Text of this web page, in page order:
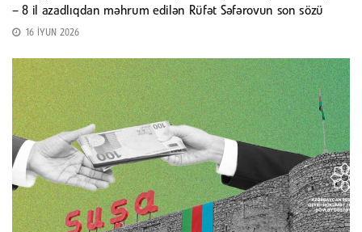
– 8 il azadlıqdan məhrum edilən Rüfət Səfərovun son sözü
16 İYUN 2026